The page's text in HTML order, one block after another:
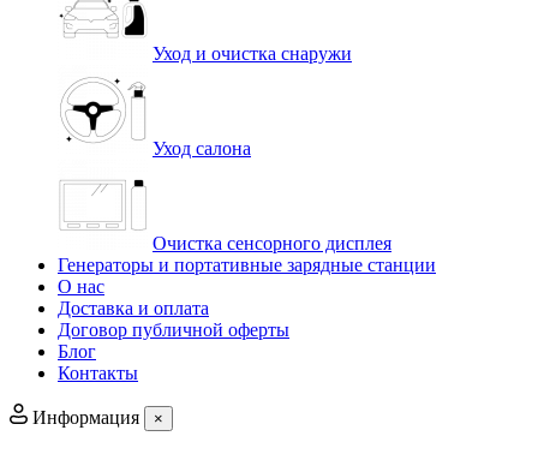
Уход и очистка снаружи
Уход салона
Очистка сенсорного дисплея
Генераторы и портативные зарядные станции
О нас
Доставка и оплата
Договор публичной оферты
Блог
Контакты
Информация ×